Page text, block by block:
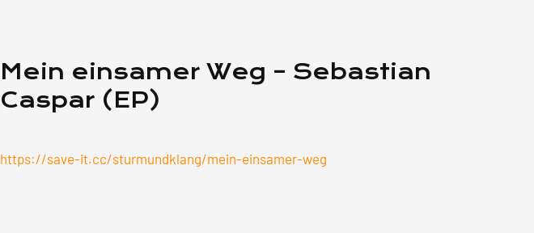
Mein einsamer Weg – Sebastian
Caspar (EP)
https://save-it.cc/sturmundklang/mein-einsamer-weg